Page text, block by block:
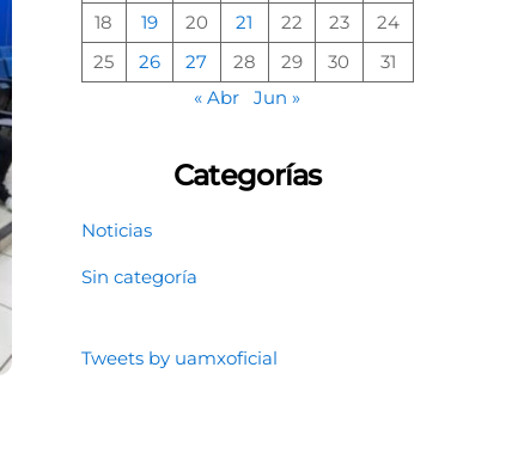
18
19 20 21 22 23
24
25
26 27 28 29 30
31
« Abr
Jun »
Categorías
Noticias
Sin categoría
Tweets by uamxoficial